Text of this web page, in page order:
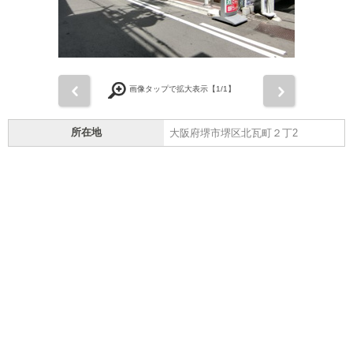
画像タップで拡大表示【1/1】
所在地 大阪府堺市堺区北瓦町２丁2